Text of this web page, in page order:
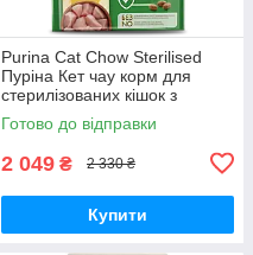
Purina Cat Chow Sterilised
Пуріна Кет чау корм для
стерилізованих кішок з
куркою, 15 кг.
Готово до відправки
2 049 ₴ 2 330 ₴
Купити